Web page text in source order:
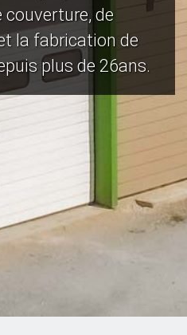
couverture, de
la fabrication de
plus de 26ans.